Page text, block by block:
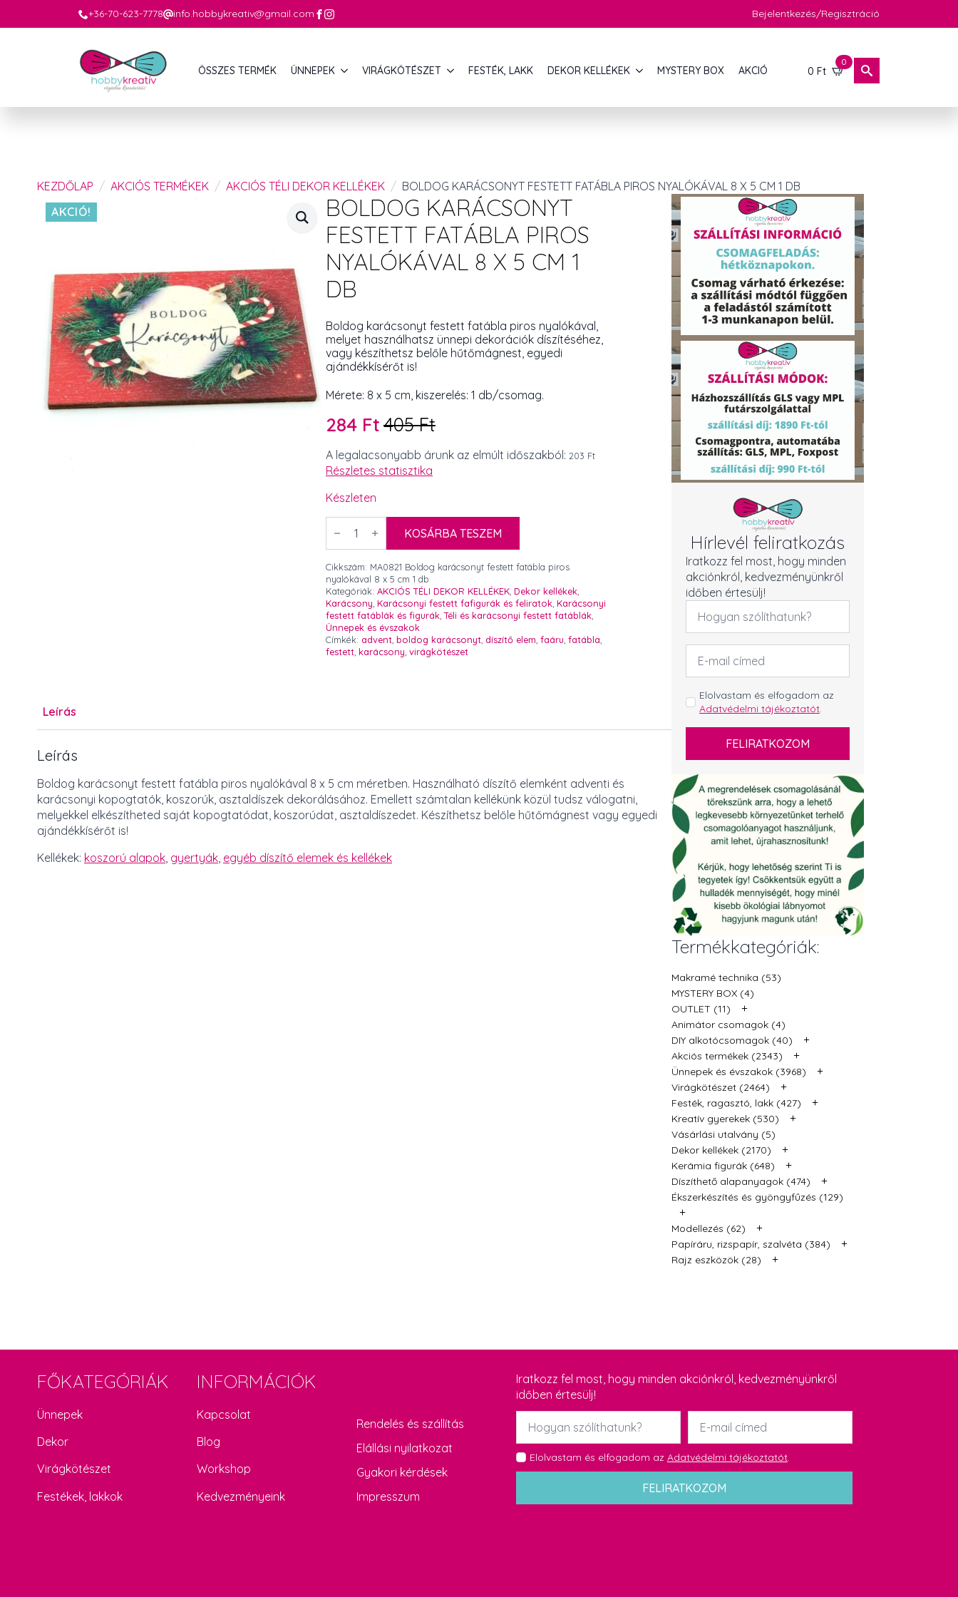
+36-70-623-7778 info.hobbykreativ@gmail.com Bejelentkezés/Regisztráció
ÖSSZES TERMÉK ÜNNEPEK VIRÁGKÖTÉSZET FESTÉK, LAKK DEKOR KELLÉKEK MYSTERY BOX AKCIÓ 0 Ft
0
KEZDŐLAP AKCIÓS TERMÉKEK AKCIÓS TÉLI DEKOR KELLÉKEK
BOLDOG KARÁCSONYT FESTETT FATÁBLA PIROS NYALÓKÁVAL 8 X 5 CM 1 DB
AKCIÓ!
BOLDOG KARÁCSONYT
FESTETT FATÁBLA PIROS
NYALÓKÁVAL 8 X 5 CM 1
DB
Boldog karácsonyt festett fatábla piros nyalókával,
melyet használhatsz ünnepi dekorációk díszítéséhez,
vagy készíthetsz belőle hűtőmágnest, egyedi
ajándékkísérőt is!
Mérete: 8 x 5 cm, kiszerelés: 1 db/csomag.
405Ft
Original
price
was:
405 Ft.
284 Ft
Current
price
is:
284 Ft.
A legalacsonyabb árunk az elmúlt időszakból: 203 Ft
Részletes statisztika
Készleten
Boldog
karácsonyt
piros
nyalókával
8
x
5
cm
1
db
mennyiség
KOSÁRBA TESZEM
Cikkszám: MA0821 Boldog karácsonyt festett fatábla piros
nyalókával 8 x 5 cm 1 db
Kategóriák: AKCIÓS TÉLI DEKOR KELLÉKEK, Dekor kellékek,
Karácsony, Karácsonyi festett fafigurák és feliratok, Karácsonyi
festett fatáblák és figurák,Téli és karácsonyi festett fatáblák,
Ünnepek és évszakok
Címkék: advent, boldog karácsonyt, díszítő elem, faáru, fatábla,
festett, karácsony, virágkötészet
Leírás
Leírás
Boldog karácsonyt festett fatábla piros nyalókával 8 x 5 cm méretben. Használható díszítő elemként adventi és
karácsonyi kopogtatók, koszorúk, asztaldíszek dekorálásához. Emellett számtalan kellékünk közül tudsz válogatni,
melyekkel elkészítheted saját kopogtatódat, koszorúdat, asztaldíszedet. Készíthetsz belőle hűtőmágnest vagy egyedi
ajándékkísérőt is!
Kellékek: koszorú alapok, gyertyák, egyéb díszítő elemek és kellékek
Hírlevél feliratkozás
Iratkozz fel most, hogy minden
akciónkról, kedvezményünkről
időben értesülj!
Név
Email
cím
GDPR
*
Elolvastam és elfogadom az
Adatvédelmi tájékoztatót.
FELIRATKOZOM
Termékkategóriák:
Makramé technika (53)
MYSTERY BOX (4)
OUTLET (11)
+
Animátor csomagok (4)
DIY alkotócsomagok (40)
+
Akciós termékek (2343) +
Ünnepek és évszakok (3968) +
Virágkötészet (2464) +
Festék, ragasztó, lakk (427) +
Kreatív gyerekek (530) +
Vásárlási utalvány (5)
Dekor kellékek (2170)
+
Kerámia figurák (648) +
Díszíthető alapanyagok (474) +
Ékszerkészítés és gyöngyfűzés (129)
+
Modellezés (62) +
Papíráru, rizspapír, szalvéta (384) +
Rajz eszközök (28) +
FŐKATEGÓRIÁK
Ünnepek
Dekor
Virágkötészet
Festékek, lakkok
INFORMÁCIÓK
Kapcsolat
Blog
Workshop
Kedvezményeink
Rendelés és szállítás
Elállási nyilatkozat
Gyakori kérdések
Impresszum
Iratkozz fel most, hogy minden akciónkról, kedvezményünkről
időben értesülj!
Név
Email
GDPR
*
Elolvastam és elfogadom az Adatvédelmi tájékoztatót
FELIRATKOZOM